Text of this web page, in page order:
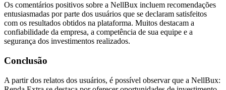
Os comentários positivos sobre a NellBux incluem recomendações
entusiasmadas por parte dos usuários que se declaram satisfeitos
com os resultados obtidos na plataforma. Muitos destacam a
confiabilidade da empresa, a competência de sua equipe e a
segurança dos investimentos realizados.
Conclusão
A partir dos relatos dos usuários, é possível observar que a NellBux: